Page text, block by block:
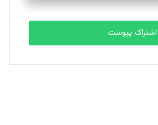
اشتراک پیوست